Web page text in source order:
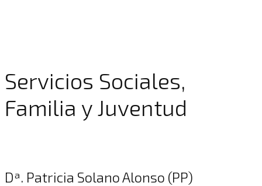
Servicios Sociales,
Familia y Juventud
Dª. Patricia Solano Alonso (PP)